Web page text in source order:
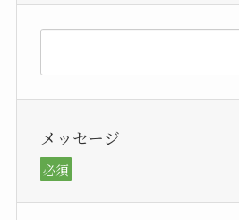
メッセージ
必須